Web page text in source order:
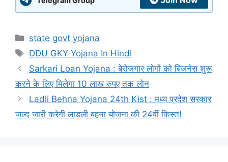
Categories
state govt yojana
Tags
DDU GKY Yojana In Hindi
Sarkari Loan Yojana : बेरोजगार लोगों को बिजनेस शुरू
करने के लिए मिलेगा 10 लाख रुपए तक लोन
Ladli Behna Yojana 24th Kist : मध्य प्रदेश सरकार
जल्द जारी करेगी लाडली बहना योजना की 24वीं किस्त!